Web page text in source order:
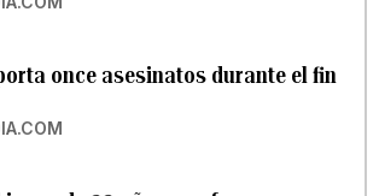
once asesinatos durante el fin